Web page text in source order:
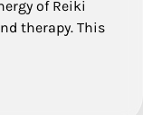
of Reiki
therapy. This